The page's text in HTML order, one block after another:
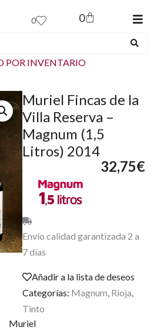
0 0
POR INVENTARIO
Muriel Fincas de la
Villa Reserva –
Magnum (1,5
Litros) 2014
32,75€
Envío calidad garantizada 2 a
7 días
Añadir a la lista de deseos
Categorías: Magnum, Rioja,
Tinto
Muriel